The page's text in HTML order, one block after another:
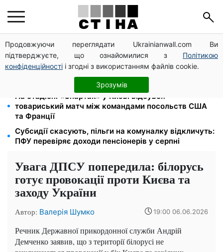
Продовжуючи переглядати Ukrainianwall.com Ви
підтверджуєте, що ознайомилися з Політикою
конфіденційності і згодні з використанням файлів cookie.
Зрозумів
Працюєте повний день — отримуйте єЯсла: ПФУ
пояснив умови допомоги на дитину 1-3 роки
Пенсійна реформа у вересні: добровільні
накопичення й перегляд спецпенсій суддів
На стадіоні «Спартак» у Києві відбувся
товариський матч між командами посольств США
та Франції
Субсидії скасують, пільги на комуналку відкличуть:
ПФУ перевіряє доходи пенсіонерів у серпні
Увага ДПСУ попередила: білорусь
готує провокації проти Києва та
заходу України
Автор: Валерія Шумко 19:00 06.06.2026
Речник Державної прикордонної служби Андрій
Демченко заявив, що з території білорусі не